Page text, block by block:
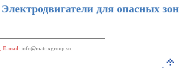
Электродвигатели для опасных зон
, E-mail: info@matrixgroup.su